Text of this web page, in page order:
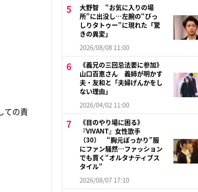
ての責
大野智 “お気に入りの場
所”に出没し…左腕の“びっ
しりタトゥー”に現れた「驚
きの異変」
2026/08/08 11:00
《義兄の三回忌法要に参加》
山口百恵さん 義姉が明かす
夫・友和と「夫婦げんかをし
ない理由」
2026/04/02 11:00
《目のやり場に困る》
『VIVANT』女性歌手
（30） “胸元ぽっかり”服
にファン騒然…ファッション
でも貫く“オルタナティブス
タイル”
2026/08/07 17:10